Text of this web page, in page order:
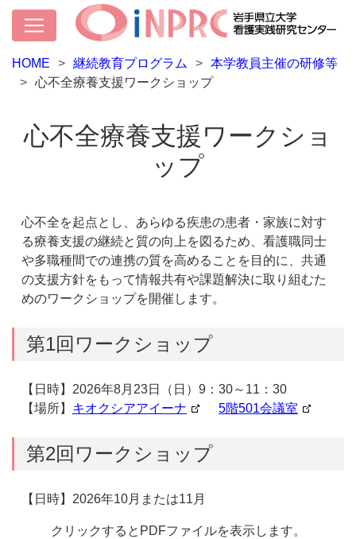
HOME 継続教育プログラム
本学教員主催の研修等
心不全療養支援ワークショップ
心不全療養支援ワークショ
ップ
心不全を起点とし、あらゆる疾患の患者・家族に対す
る療養支援の継続と質の向上を図るため、看護職同士
や多職種間での連携の質を高めることを目的に、共通
の支援方針をもって情報共有や課題解決に取り組むた
めのワークショップを開催します。
第1回ワークショップ
【日時】2026年8月23日（日）9：30～11：30
【場所】 キオクシアアイーナ 5階501会議室
第2回ワークショップ
【日時】2026年10月または11月
クリックするとPDFファイルを表示します。